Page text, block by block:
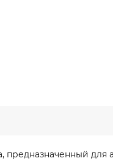
предназначенный